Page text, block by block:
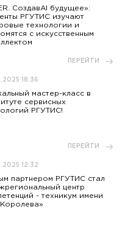
СоздавАI будущее»:
РГУТИС изучают
технологии и
с искусственным
ПЕРЕЙТИ
18:36
мастер-класс в
сервисных
РГУТИС!
ПЕРЕЙТИ
12:32
партнером РГУТИС стал
центр
- техникум имени